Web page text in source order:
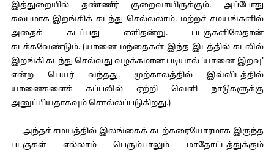
இத்துறையில் தண்ணீர் குறைவாயிருக்கும். அப்போது
சுலபமாக இறங்கிக் கடந்து செல்லலாம். மற்றச் சமயங்களில்
அதைக் கடப்பது எளிதன்று. படகுகளிலேதான்
கடக்கவேண்டும். (யானை மந்தைகள் இந்த இடத்தில் கடலில்
இறங்கி கடந்து செல்வது வழக்கமான படியால் 'யானை இறவு'
என்ற பெயர் வந்தது. முற்காலத்தில் இவ்விடத்தில்
யானைகளைக் கப்பலில் ஏற்றி வெளி நாடுகளுக்கு
அனுப்பியதாகவும் சொல்லப்படுகிறது.)
அந்தச் சமயத்தில் இலங்கைக் கடற்கரையோரமாக இருந்த
படகுகள் எல்லாம் பெரும்பாலும் மாதோட்டத்துக்கும்